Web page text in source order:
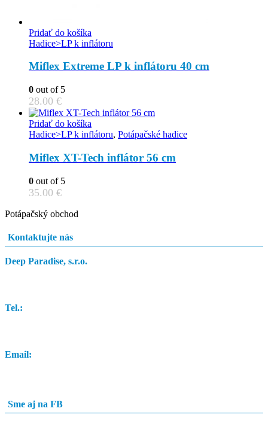
Pridať do košíka
Hadice>LP k inflátoru
Miflex Extreme LP k inflátoru 40 cm
0 out of 5
28.00 €
Pridať do košíka
Hadice>LP k inflátoru, Potápačské hadice
Miflex XT-Tech inflátor 56 cm
0 out of 5
35.00 €
Potápačský obchod
Kontaktujte nás
Deep Paradise, s.r.o.
Tel.:
Email:
Sme aj na FB